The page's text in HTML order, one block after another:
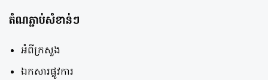
តំណភ្ជាប់សំខាន់ៗ
អំពីក្រសួង
ឯកសារផ្លូវការ